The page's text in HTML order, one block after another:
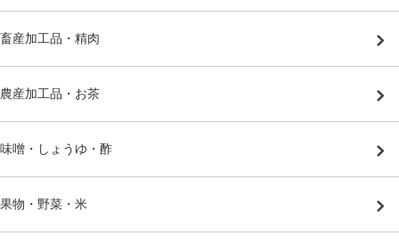
畜産加工品・精肉
農産加工品・お茶
味噌・しょうゆ・酢
果物・野菜・米